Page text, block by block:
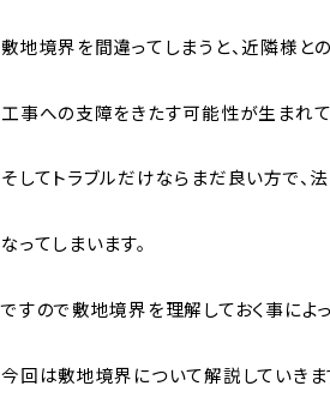
敷地境界を間違ってしまうと、近隣様との
工事への支障をきたす可能性が生まれて
そしてトラブルだけならまだ良い方で、
なってしまいます。
ですので敷地境界を理解しておく事によ
今回は敷地境界について解説していきま